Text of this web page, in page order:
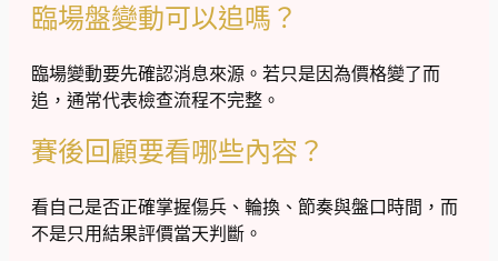
臨場盤變動可以追嗎？
臨場變動要先確認消息來源。若只是因為價格變了而
追，通常代表檢查流程不完整。
賽後回顧要看哪些內容？
看自己是否正確掌握傷兵、輪換、節奏與盤口時間，而
不是只用結果評價當天判斷。